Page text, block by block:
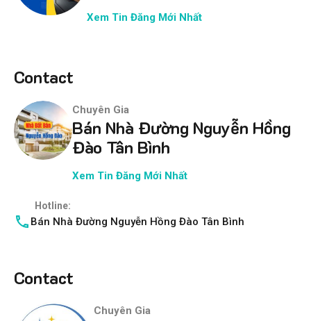
Xem Tin Đăng Mới Nhất
Contact
Chuyên Gia
Bán Nhà Đường Nguyễn Hồng
Đào Tân Bình
Xem Tin Đăng Mới Nhất
Hotline:
Bán Nhà Đường Nguyễn Hồng Đào Tân Bình
Contact
Chuyên Gia